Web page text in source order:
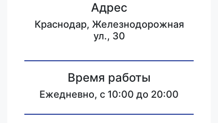
Адрес
Краснодар, Железнодорожная
ул., 30
Время работы
Ежедневно, с 10:00 до 20:00